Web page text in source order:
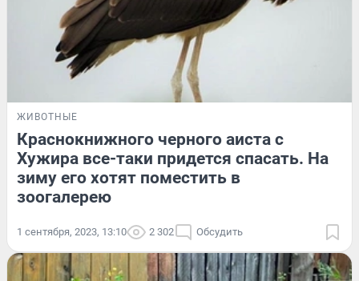
ЖИВОТНЫЕ
Краснокнижного черного аиста с
Хужира все-таки придется спасать. На
зиму его хотят поместить в
зоогалерею
1 сентября, 2023, 13:10 2 302 Обсудить